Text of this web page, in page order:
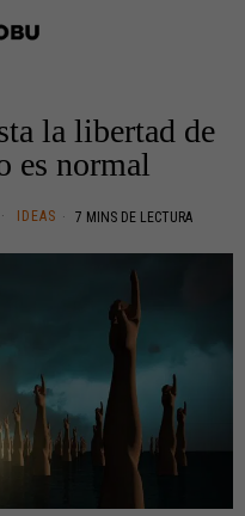
la libertad de
es normal
IDEAS 7 MINS DE LECTURA